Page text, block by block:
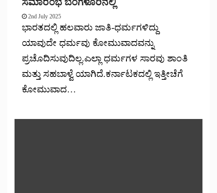
2nd July 2025
ಭಾರತದಲ್ಲಿ ಹಲವಾರು ಜಾತಿ-ಧರ್ಮಗಳಿದ್ದು
ಯಾವುದೇ ಧರ್ಮವು ಕೋಮುವಾದವನ್ನು
ಪ್ರಚೊದಿಸುವುದಿಲ್ಲ.ಎಲ್ಲಾ ಧರ್ಮಗಳ ಸಾರವು ಶಾಂತಿ
ಮತ್ತು ಸಹಬಾಳ್ವೆ ಯಾಗಿದೆ.ಕರ್ನಾಟಕದಲ್ಲಿ ಇತ್ತೀಚೆಗೆ
ಕೋಮುವಾದ…